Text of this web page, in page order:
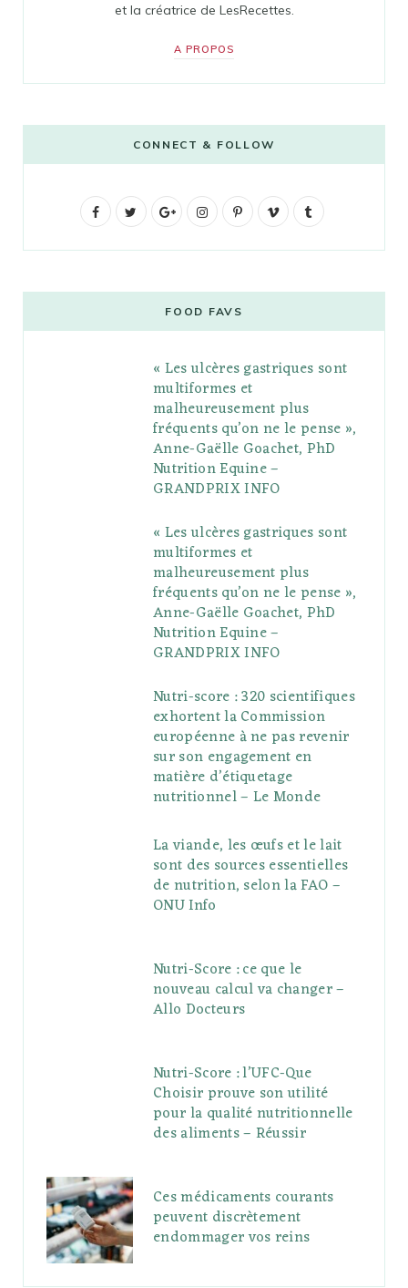
et la créatrice de LesRecettes.
A PROPOS
CONNECT & FOLLOW
F
b
t
G
g
l
e
P
l
s
I
t
a
g
r
a
m
P
e
r
e
s
V
o
l
r
FOOD FAVS
« Les ulcères gastriques sont
multiformes et
malheureusement plus
fréquents qu’on ne le pense »,
Anne-Gaëlle Goachet, PhD
Nutrition Equine –
GRANDPRIX INFO
« Les ulcères gastriques sont
multiformes et
malheureusement plus
fréquents qu’on ne le pense »,
Anne-Gaëlle Goachet, PhD
Nutrition Equine –
GRANDPRIX INFO
Nutri-score : 320 scientifiques
exhortent la Commission
européenne à ne pas revenir
sur son engagement en
matière d’étiquetage
nutritionnel – Le Monde
La viande, les œufs et le lait
sont des sources essentielles
de nutrition, selon la FAO –
ONU Info
Nutri-Score : ce que le
nouveau calcul va changer –
Allo Docteurs
Nutri-Score : l’UFC-Que
Choisir prouve son utilité
pour la qualité nutritionnelle
des aliments – Réussir
Ces médicaments courants
peuvent discrètement
endommager vos reins